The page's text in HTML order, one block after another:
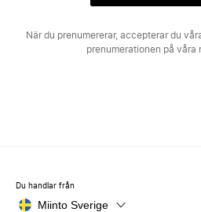
När du prenumererar, accepterar du
prenumerationen på våra
Du handlar från
Miinto Sverige